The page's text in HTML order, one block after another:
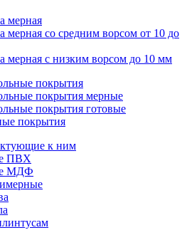
мерная
мерная со средним ворсом от 10 до
мерная с низким ворсом до 10 мм
покрытия
покрытия мерные
покрытия готовые
покрытия
к ним
ПВХ
МДФ